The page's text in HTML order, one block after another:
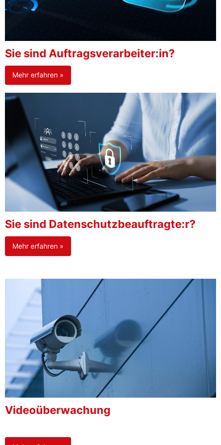
Sie sind Auftragsverarbeiter:in?
Mehr erfahren »
Sie sind Datenschutzbeauftragte:r?
Mehr erfahren »
Videoüberwachung